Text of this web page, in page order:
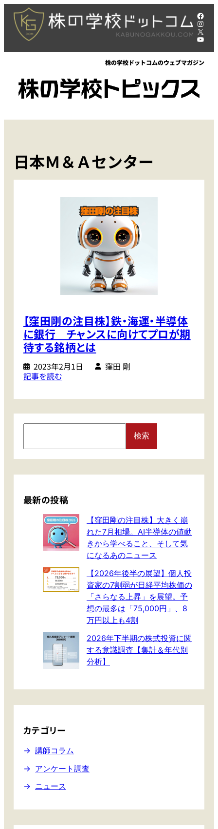
キ
X
株の学校ドットコムのウェブマガジン
日本Ｍ＆Ａセンター
【窪田剛の注目株】鉄・海運・半導体
に銀行 チャンスに向けてプロが期
待する銘柄とは
2023年2月1日
窪田 剛
記事を読む
窪
田
剛
注
目
鉄
・
海
運
・
半
体
に
チ
ャ
ン
ス
向
け
プ
が
待
す
銘
a
c
検索
最新の投稿
【窪田剛の注目株】大きく崩
れた7月相場。AI半導体の値動
きから学べること、そして気
になるあのニュース
【2026年後半の展望】個人投
資家の7割弱が日経平均株価の
「さらなる上昇」を展望。予
想の最多は「75,000円」、8
万円以上も4割
2026年下半期の株式投資に関
する意識調査【集計＆年代別
分析】
カテゴリー
講師コラム
アンケート調査
ニュース